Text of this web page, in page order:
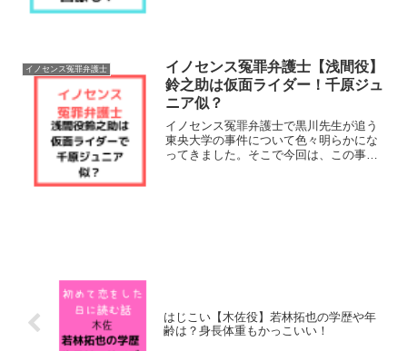
イノセンス冤罪弁護士
イノセンス冤罪弁護士【浅間役】
鈴之助は仮面ライダー！千原ジュ
ニア似？
イノセンス冤罪弁護士で黒川先生が追う
東央大学の事件について色々明らかにな
ってきました。そこで今回は、この事件
はじこい【木佐役】若林拓也の学歴や年
齢は？身長体重もかっこいい！